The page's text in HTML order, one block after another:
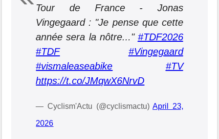
Tour de France - Jonas
Vingegaard : "Je pense que cette
année sera la nôtre..." #TDF2026
#TDF
#Vingegaard
#vismaleaseabike
#TV
https://t.co/JMqwX6NrvD
— Cyclism'Actu (@cyclismactu)April 23,
2026